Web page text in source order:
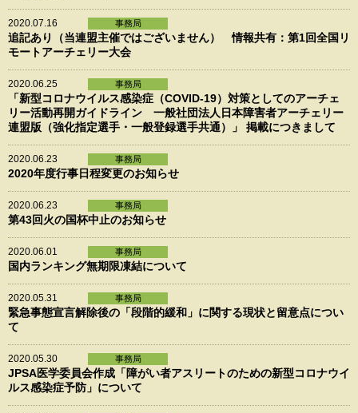
2020.07.16 事務局
追記あり（当連盟主催ではございません） 情報共有：第1回全国リ
モートアーチェリー大会
2020.06.25 事務局
「新型コロナウイルス感染症（COVID-19）対策としてのアーチェ
リー活動再開ガイドライン 一般社団法人日本障害者アーチェリー
連盟版（強化指定選手・一般登録選手共通）」 掲載につきまして
2020.06.23 事務局
2020年度行事日程変更のお知らせ
2020.06.23 事務局
第43回火の国杯中止のお知らせ
2020.06.01 事務局
国内ランキング無期限凍結について
2020.05.31 事務局
緊急事態宣言解除後の「段階的緩和」に関する現状と留意点につい
て
2020.05.30 事務局
JPSA医学委員会作成「障がい者アスリートのための新型コロナウイ
ルス感染症予防」について